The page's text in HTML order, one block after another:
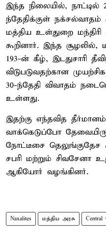
இந்த நிலையில், நாட்டில்
ந்தேதிக்குள் நக்சல்வாதம்
மத்திய உள்துறை
கூறினார். இந்த
193-ன் கீழ், இடதுசாரி
விடுபடுவதற்கான
30-ந்தேதி விவாதம்
உள்ளது.
இதற்கு எந்தவித
வாக்கெடுப்போ
நோட்டீசை தெலுங்குதேச
சபரி மற்றும் சிவசேனா
ஆகியோர் வழங்கினர்.
Naxalites மத்திய அரசு Central